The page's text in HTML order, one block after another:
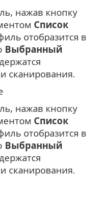
нажав кнопку
Список
отобразится в
Выбранный
сканирования.
нажав кнопку
Список
отобразится в
Выбранный
сканирования.